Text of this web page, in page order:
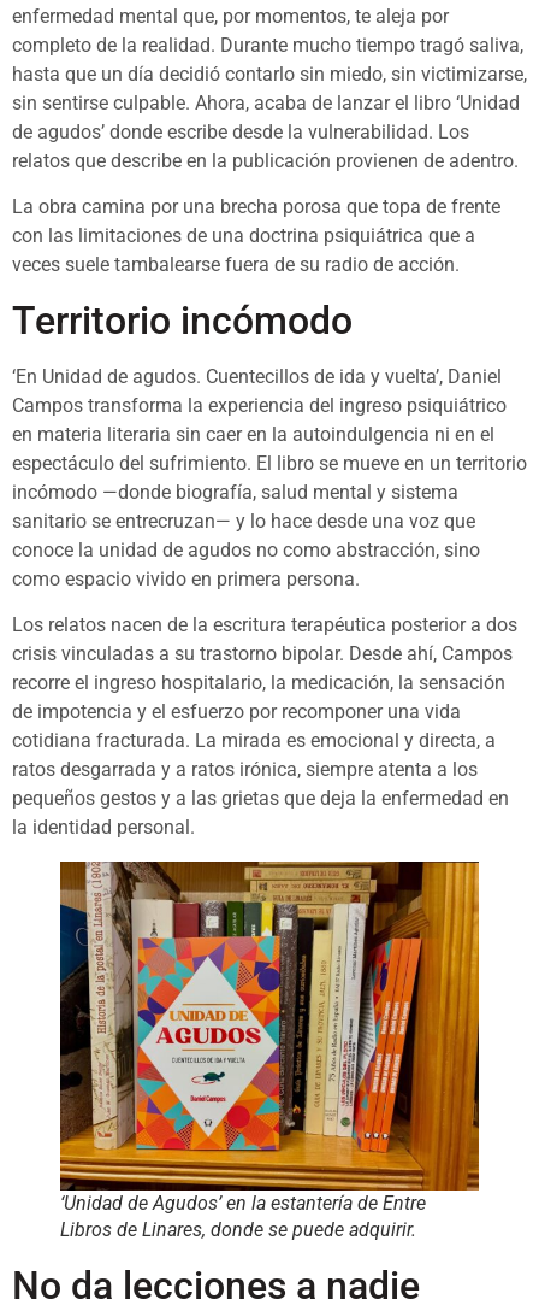
enfermedad mental que, por momentos, te aleja por
completo de la realidad. Durante mucho tiempo tragó saliva,
hasta que un día decidió contarlo sin miedo, sin victimizarse,
sin sentirse culpable. Ahora, acaba de lanzar el libro ‘Unidad
de agudos’ donde escribe desde la vulnerabilidad. Los
relatos que describe en la publicación provienen de adentro.
La obra camina por una brecha porosa que topa de frente
con las limitaciones de una doctrina psiquiátrica que a
veces suele tambalearse fuera de su radio de acción.
Territorio incómodo
‘En Unidad de agudos. Cuentecillos de ida y vuelta’, Daniel
Campos transforma la experiencia del ingreso psiquiátrico
en materia literaria sin caer en la autoindulgencia ni en el
espectáculo del sufrimiento. El libro se mueve en un territorio
incómodo —donde biografía, salud mental y sistema
sanitario se entrecruzan— y lo hace desde una voz que
conoce la unidad de agudos no como abstracción, sino
como espacio vivido en primera persona.
Los relatos nacen de la escritura terapéutica posterior a dos
crisis vinculadas a su trastorno bipolar. Desde ahí, Campos
recorre el ingreso hospitalario, la medicación, la sensación
de impotencia y el esfuerzo por recomponer una vida
cotidiana fracturada. La mirada es emocional y directa, a
ratos desgarrada y a ratos irónica, siempre atenta a los
pequeños gestos y a las grietas que deja la enfermedad en
la identidad personal.
‘Unidad de Agudos’ en la estantería de Entre
Libros de Linares, donde se puede adquirir.
No da lecciones a nadie